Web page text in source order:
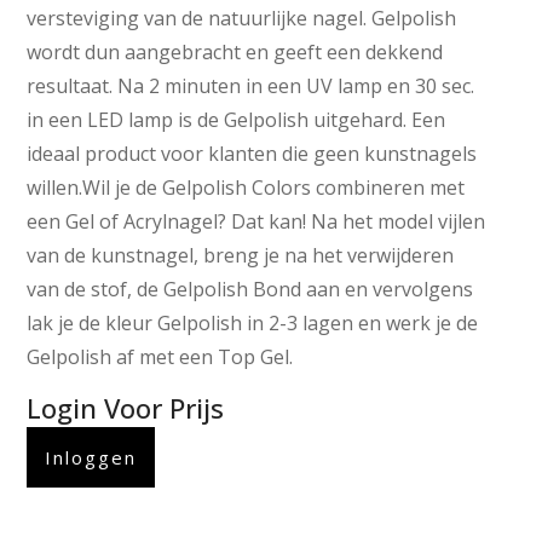
versteviging van de natuurlijke nagel. Gelpolish
wordt dun aangebracht en geeft een dekkend
resultaat. Na 2 minuten in een UV lamp en 30 sec.
in een LED lamp is de Gelpolish uitgehard. Een
ideaal product voor klanten die geen kunstnagels
willen.Wil je de Gelpolish Colors combineren met
een Gel of Acrylnagel? Dat kan! Na het model vijlen
van de kunstnagel, breng je na het verwijderen
van de stof, de Gelpolish Bond aan en vervolgens
lak je de kleur Gelpolish in 2-3 lagen en werk je de
Gelpolish af met een Top Gel.
Login Voor Prijs
Inloggen